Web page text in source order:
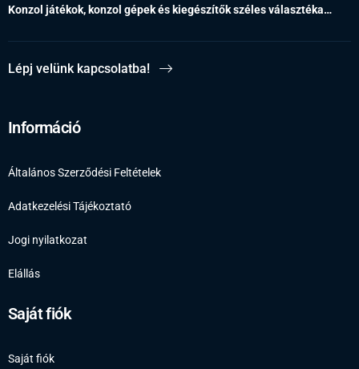
Konzol játékok, konzol gépek és kiegészítők széles választéka…
Lépj velünk kapcsolatba!
Információ
Általános Szerződési Feltételek
Adatkezelési Tájékoztató
Jogi nyilatkozat
Elállás
Saját fiók
Saját fiók